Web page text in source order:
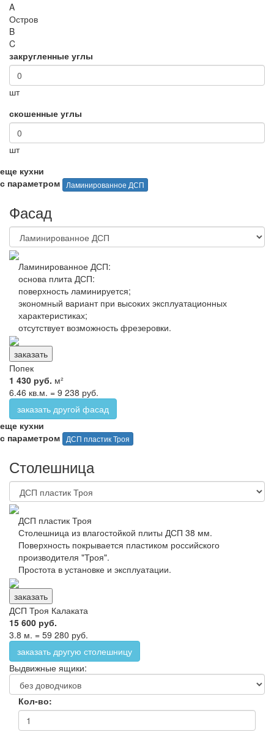
A
Остров
B
C
закругленные углы
шт
скошенные углы
шт
еще кухни
с параметром
Ламинированное ДСП
Фасад
Ламинированное ДСП:
основа плита ДСП:
поверхность ламинируется;
экономный вариант при высоких эксплуатационных
характеристиках;
отсутствует возможность фрезеровки.
заказать
Попек
1 430 руб. м²
6.46 кв.м. = 9 238 руб.
заказать другой фасад
еще кухни
с параметром
ДСП пластик Троя
Столешница
ДСП пластик Троя
Столешница из влагостойкой плиты ДСП 38 мм.
Поверхность покрывается пластиком российского
производителя "Троя".
Простота в установке и эксплуатации.
заказать
ДСП Троя Калаката
15 600 руб.
3.8 м. = 59 280 руб.
заказать другую столешницу
Выдвижные ящики:
Кол-во: